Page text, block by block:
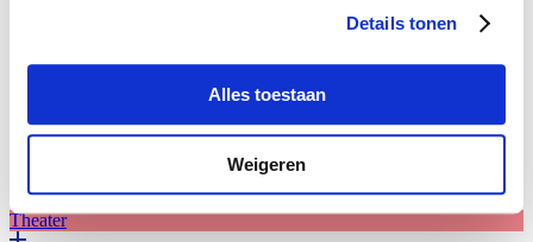
Details tonen
Alles toestaan
Weigeren
Mooi
Theater